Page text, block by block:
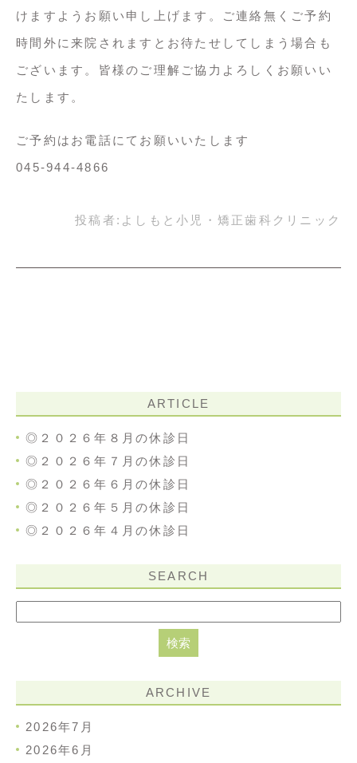
けますようお願い申し上げます。ご連絡無くご予約
時間外に来院されますとお待たせしてしまう場合も
ございます。皆様のご理解ご協力よろしくお願いい
たします。
ご予約はお電話にてお願いいたします
045-944-4866
投稿者: よしもと小児・矯正歯科クリニック
ARTICLE
◎２０２６年８月の休診日
◎２０２６年７月の休診日
◎２０２６年６月の休診日
◎２０２６年５月の休診日
◎２０２６年４月の休診日
SEARCH
ARCHIVE
2026年7月
2026年6月